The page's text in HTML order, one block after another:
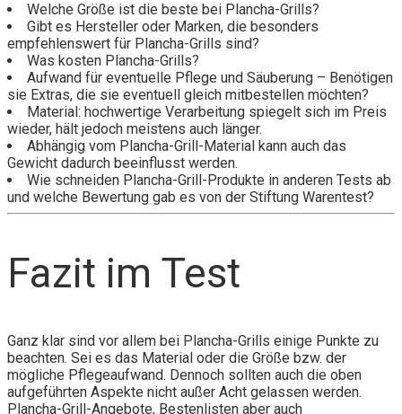
Welche Größe ist die beste bei Plancha-Grills?
Gibt es Hersteller oder Marken, die besonders
empfehlenswert für Plancha-Grills sind?
Was kosten Plancha-Grills?
Aufwand für eventuelle Pflege und Säuberung – Benötigen
sie Extras, die sie eventuell gleich mitbestellen möchten?
Material: hochwertige Verarbeitung spiegelt sich im Preis
wieder, hält jedoch meistens auch länger.
Abhängig vom Plancha-Grill-Material kann auch das
Gewicht dadurch beeinflusst werden.
Wie schneiden Plancha-Grill-Produkte in anderen Tests ab
und welche Bewertung gab es von der Stiftung Warentest?
Fazit im Test
Ganz klar sind vor allem bei Plancha-Grills einige Punkte zu
beachten. Sei es das Material oder die Größe bzw. der
mögliche Pflegeaufwand. Dennoch sollten auch die oben
aufgeführten Aspekte nicht außer Acht gelassen werden.
Plancha-Grill-Angebote, Bestenlisten aber auch